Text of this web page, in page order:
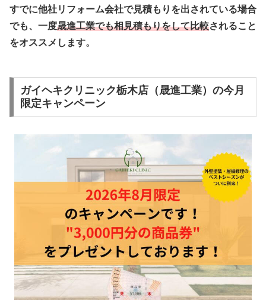
すでに他社リフォーム会社で見積もりを出されている場合
でも、一度晟進工業でも相見積もりをして比較されること
をオススメします。
ガイヘキクリニック栃木店（晟進工業）の今月
限定キャンペーン